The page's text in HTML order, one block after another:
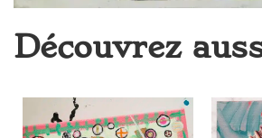
Découvrez